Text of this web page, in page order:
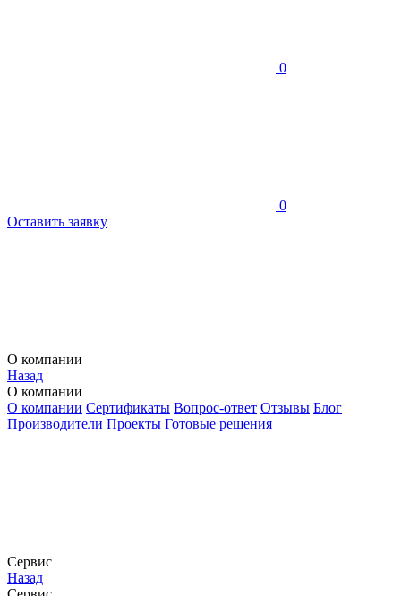
0
0
Оставить заявку
О компании
Назад
О компании
О компании Сертификаты Вопрос-ответ Отзывы Блог
Производители Проекты Готовые решения
Сервис
Назад